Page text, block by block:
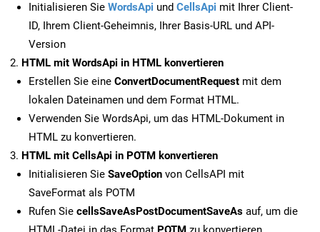
Initialisieren Sie WordsApi und CellsApi mit Ihrer Client-
ID, Ihrem Client-Geheimnis, Ihrer Basis-URL und API-
Version
HTML mit WordsApi in HTML konvertieren
Erstellen Sie eine ConvertDocumentRequest mit dem
lokalen Dateinamen und dem Format HTML.
Verwenden Sie WordsApi, um das HTML-Dokument in
HTML zu konvertieren.
HTML mit CellsApi in POTM konvertieren
Initialisieren Sie SaveOption von CellsAPI mit
SaveFormat als POTM
Rufen Sie cellsSaveAsPostDocumentSaveAs auf, um die